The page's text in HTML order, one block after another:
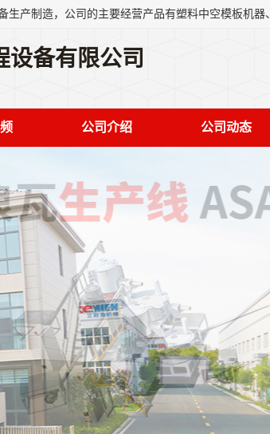
设备有限公司
公司介绍 公司动态